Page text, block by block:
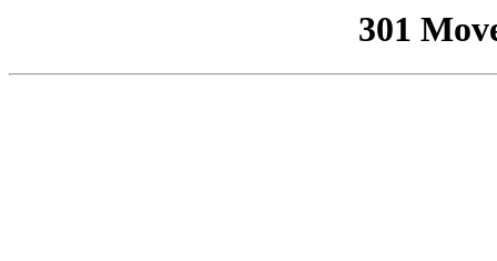
301